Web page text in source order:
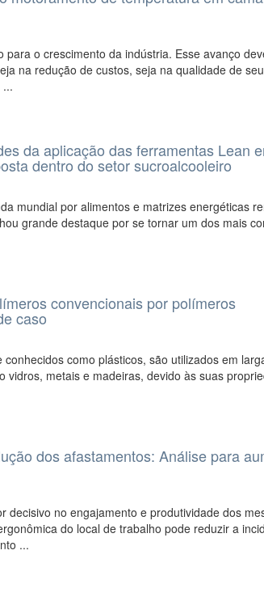
o crescimento da indústria. Esse avanço
na redução de custos, seja na qualidade de
da aplicação das ferramentas Lean
dentro do setor sucroalcooleiro
mundial por alimentos e matrizes energéticas
grande destaque por se tornar um dos mais
convencionais por polímeros
caso
como plásticos, são utilizados em
vidros, metais e madeiras, devido às suas
dos afastamentos: Análise para
decisivo no engajamento e produtividade dos
do local de trabalho pode reduzir a
...